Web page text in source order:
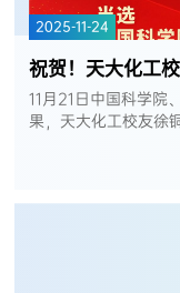
2025-11-24
11月21日中国科学院
果，天大化工校友徐